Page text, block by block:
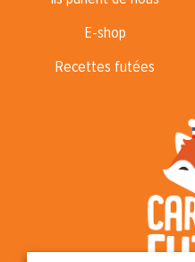
E-shop
Recettes futées